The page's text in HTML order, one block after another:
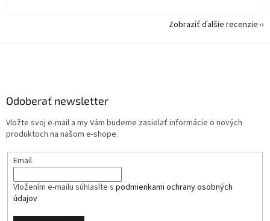
Zobraziť ďalšie recenzie
Odoberať newsletter
Vložte svoj e-mail a my Vám budeme zasielať informácie o nových
produktoch na našom e-shope.
Email
Vložením e-mailu súhlasíte s podmienkami ochrany osobných
údajov